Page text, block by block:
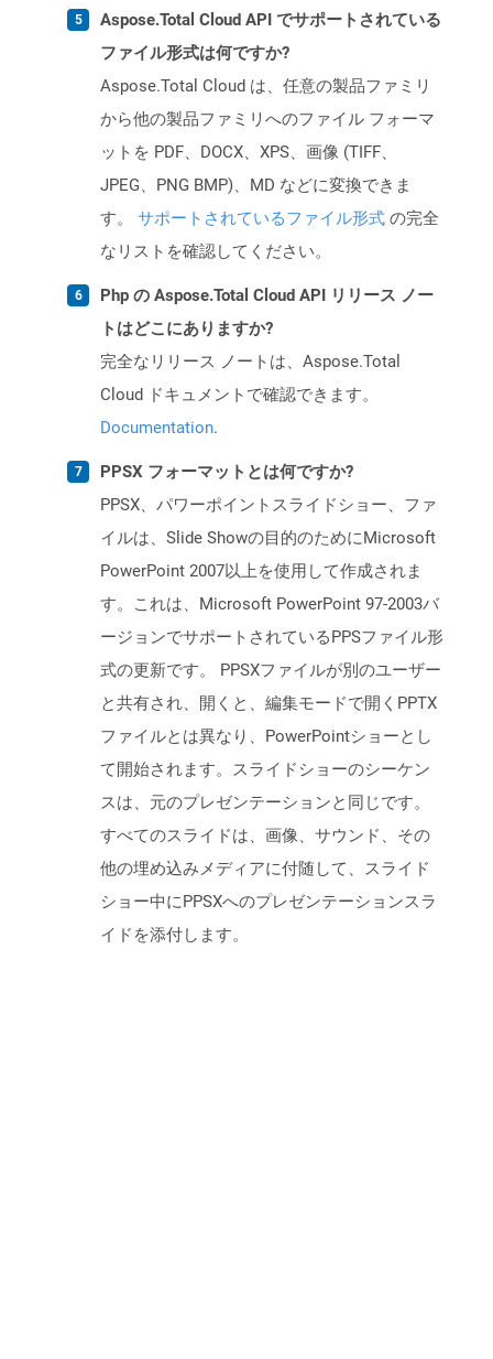
Aspose.Total Cloud API でサポートされている
ファイル形式は何ですか?
Aspose.Total Cloud は、任意の製品ファミリ
から他の製品ファミリへのファイル フォーマ
ットを PDF、DOCX、XPS、画像 (TIFF、
JPEG、PNG BMP)、MD などに変換できま
す。 サポートされているファイル形式 の完全
なリストを確認してください。
Php の Aspose.Total Cloud API リリース ノー
トはどこにありますか?
完全なリリース ノートは、Aspose.Total
Cloud ドキュメントで確認できます。
Documentation.
PPSX フォーマットとは何ですか?
PPSX、パワーポイントスライドショー、ファ
イルは、Slide Showの目的のためにMicrosoft
PowerPoint 2007以上を使用して作成されま
す。これは、Microsoft PowerPoint 97-2003バ
ージョンでサポートされているPPSファイル形
式の更新です。 PPSXファイルが別のユーザー
と共有され、開くと、編集モードで開くPPTX
ファイルとは異なり、PowerPointショーとし
て開始されます。スライドショーのシーケン
スは、元のプレゼンテーションと同じです。
すべてのスライドは、画像、サウンド、その
他の埋め込みメディアに付随して、スライド
ショー中にPPSXへのプレゼンテーションスラ
イドを添付します。